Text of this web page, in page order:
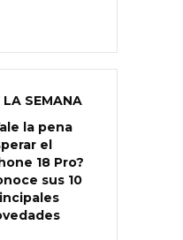
SEMANA
la pena
el
18 Pro?
sus 10